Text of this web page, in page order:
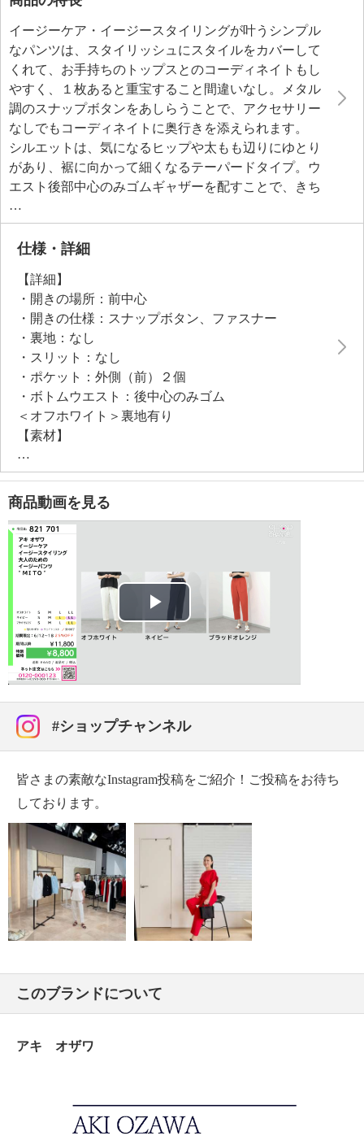
イージーケア・イージースタイリングが叶うシンプル
なパンツは、スタイリッシュにスタイルをカバーして
くれて、お手持ちのトップスとのコーディネイトもし
やすく、１枚あると重宝すること間違いなし。メタル
調のスナップボタンをあしらうことで、アクセサリー
なしでもコーディネイトに奥行きを添えられます。
シルエットは、気になるヒップや太もも辺りにゆとり
があり、裾に向かって細くなるテーパードタイプ。ウ
エスト後部中心のみゴムギャザーを配すことで、きち
んと感とはき心地の良さを両立しました。
はっ水機能を備えた、適度に落ち感のある軽くて柔ら
かな素材を使用しており、シワになりにくく、イージ
●普段と同じサイズをおすすめ
仕様・詳細
【詳細】
・開きの場所：前中心
・開きの仕様：スナップボタン、ファスナー
・裏地：なし
・スリット：なし
・ポケット：外側（前）２個
・ボトムウエスト：後中心のみゴム
＜オフホワイト＞裏地有り
【素材】
＜オフホワイト、ネイビー、ブラッドオレンジ＞ポリ
エステル９５％、ポリウレタン５％
・裏地：＜オフホワイト＞ポリエステル１００％
【メンテナンス（絵表示ラベル）】
・洗濯機：可
・漂白処理：塩素系・酸素系漂白不可
・タンブル乾燥：不可
・自然乾燥：日陰の吊り干し
・アイロン仕上げ：可（低温）
・ドライクリーニング：石油系ドライクリーニング可
・ウエットクリーニング：可
【メンテナンス（ケアラベル）】
＜オフホワイト、ネイビー、ブラッドオレンジ＞水や
＜オフホワイト、ネイビー、ブラッドオレンジ＞摩擦
ト使用
＜オフホワイト＞無蛍光洗剤使用
【原産国（地）】
・中国製
商品動画を見る
Play
#ショップチャンネル
皆さまの素敵なInstagram投稿をご紹介！ご投稿をお待ち
しております。
このブランドについて
アキ オザワ